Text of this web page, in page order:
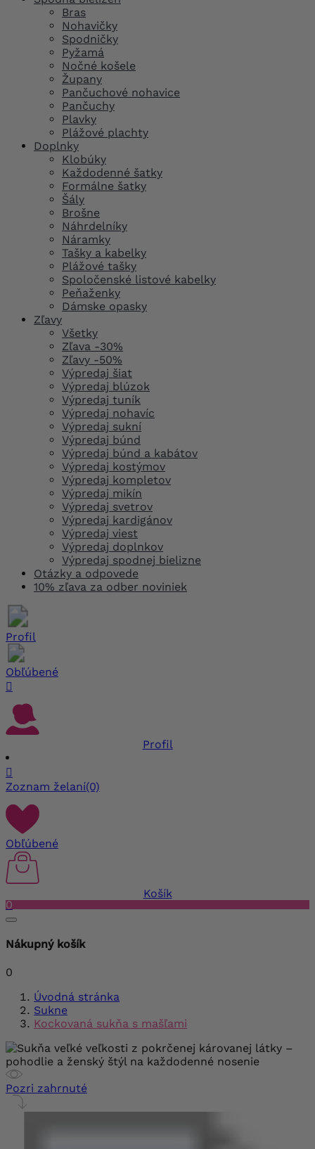
Bras
Nohavičky
Spodničky
Pyžamá
Nočné košele
Župany
Pančuchové nohavice
Pančuchy
Plavky
Plážové plachty
Doplnky
Klobúky
Každodenné šatky
Formálne šatky
Šály
Brošne
Náhrdelníky
Náramky
Tašky a kabelky
Plážové tašky
Spoločenské listové kabelky
Peňaženky
Dámske opasky
Zľavy
Všetky
Zľava -30%
Zľavy -50%
Výpredaj šiat
Výpredaj blúzok
Výpredaj tuník
Výpredaj nohavíc
Výpredaj sukní
Výpredaj búnd
Výpredaj búnd a kabátov
Výpredaj kostýmov
Výpredaj kompletov
Výpredaj mikín
Výpredaj svetrov
Výpredaj kardigánov
Výpredaj viest
Výpredaj doplnkov
Výpredaj spodnej bielizne
Otázky a odpovede
10% zľava za odber noviniek
Profil
Obľúbené

Profil

Zoznam želaní(0)
Obľúbené
Košík
0
Nákupný košík
0
Úvodná stránka
Sukne
Kockovaná sukňa s mašľami
Pozri zahrnuté